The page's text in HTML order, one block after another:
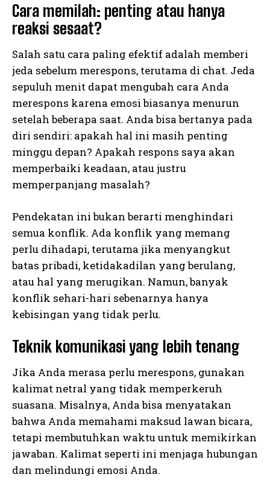
Cara memilah: penting atau hanya
reaksi sesaat?
Salah satu cara paling efektif adalah memberi
jeda sebelum merespons, terutama di chat. Jeda
sepuluh menit dapat mengubah cara Anda
merespons karena emosi biasanya menurun
setelah beberapa saat. Anda bisa bertanya pada
diri sendiri: apakah hal ini masih penting
minggu depan? Apakah respons saya akan
memperbaiki keadaan, atau justru
memperpanjang masalah?
Pendekatan ini bukan berarti menghindari
semua konflik. Ada konflik yang memang
perlu dihadapi, terutama jika menyangkut
batas pribadi, ketidakadilan yang berulang,
atau hal yang merugikan. Namun, banyak
konflik sehari-hari sebenarnya hanya
kebisingan yang tidak perlu.
Teknik komunikasi yang lebih tenang
Jika Anda merasa perlu merespons, gunakan
kalimat netral yang tidak memperkeruh
suasana. Misalnya, Anda bisa menyatakan
bahwa Anda memahami maksud lawan bicara,
tetapi membutuhkan waktu untuk memikirkan
jawaban. Kalimat seperti ini menjaga hubungan
dan melindungi emosi Anda.